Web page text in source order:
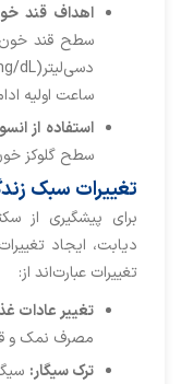
اهداف قند خون در ۴۸
ساعت اولیه
استفاده از
سطح گلوکز
تغییرات سبک
برای پیشگیری از
دیابت، ایجاد
تغییرات عبارت‌اند از:
تغییر عادات
مصرف نمک و
ترک سیگار: